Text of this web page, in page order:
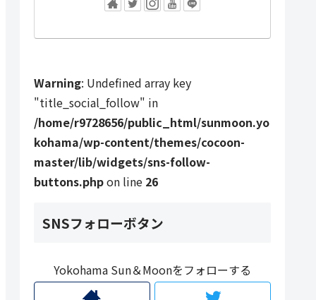
Warning: Undefined array key
"title_social_follow" in
/home/r9728656/public_html/sunmoon.yo
kohama/wp-content/themes/cocoon-
master/lib/widgets/sns-follow-
buttons.phpon line 26
SNSフォローボタン
Yokohama Sun＆Moonをフォローする